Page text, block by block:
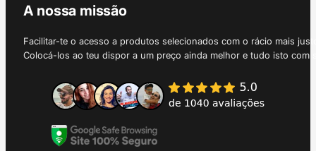
A nossa missão
Facilitar-te o acesso a produtos selecionados com o rácio mais
Colocá-los ao teu dispor a um preço ainda melhor e tudo isto